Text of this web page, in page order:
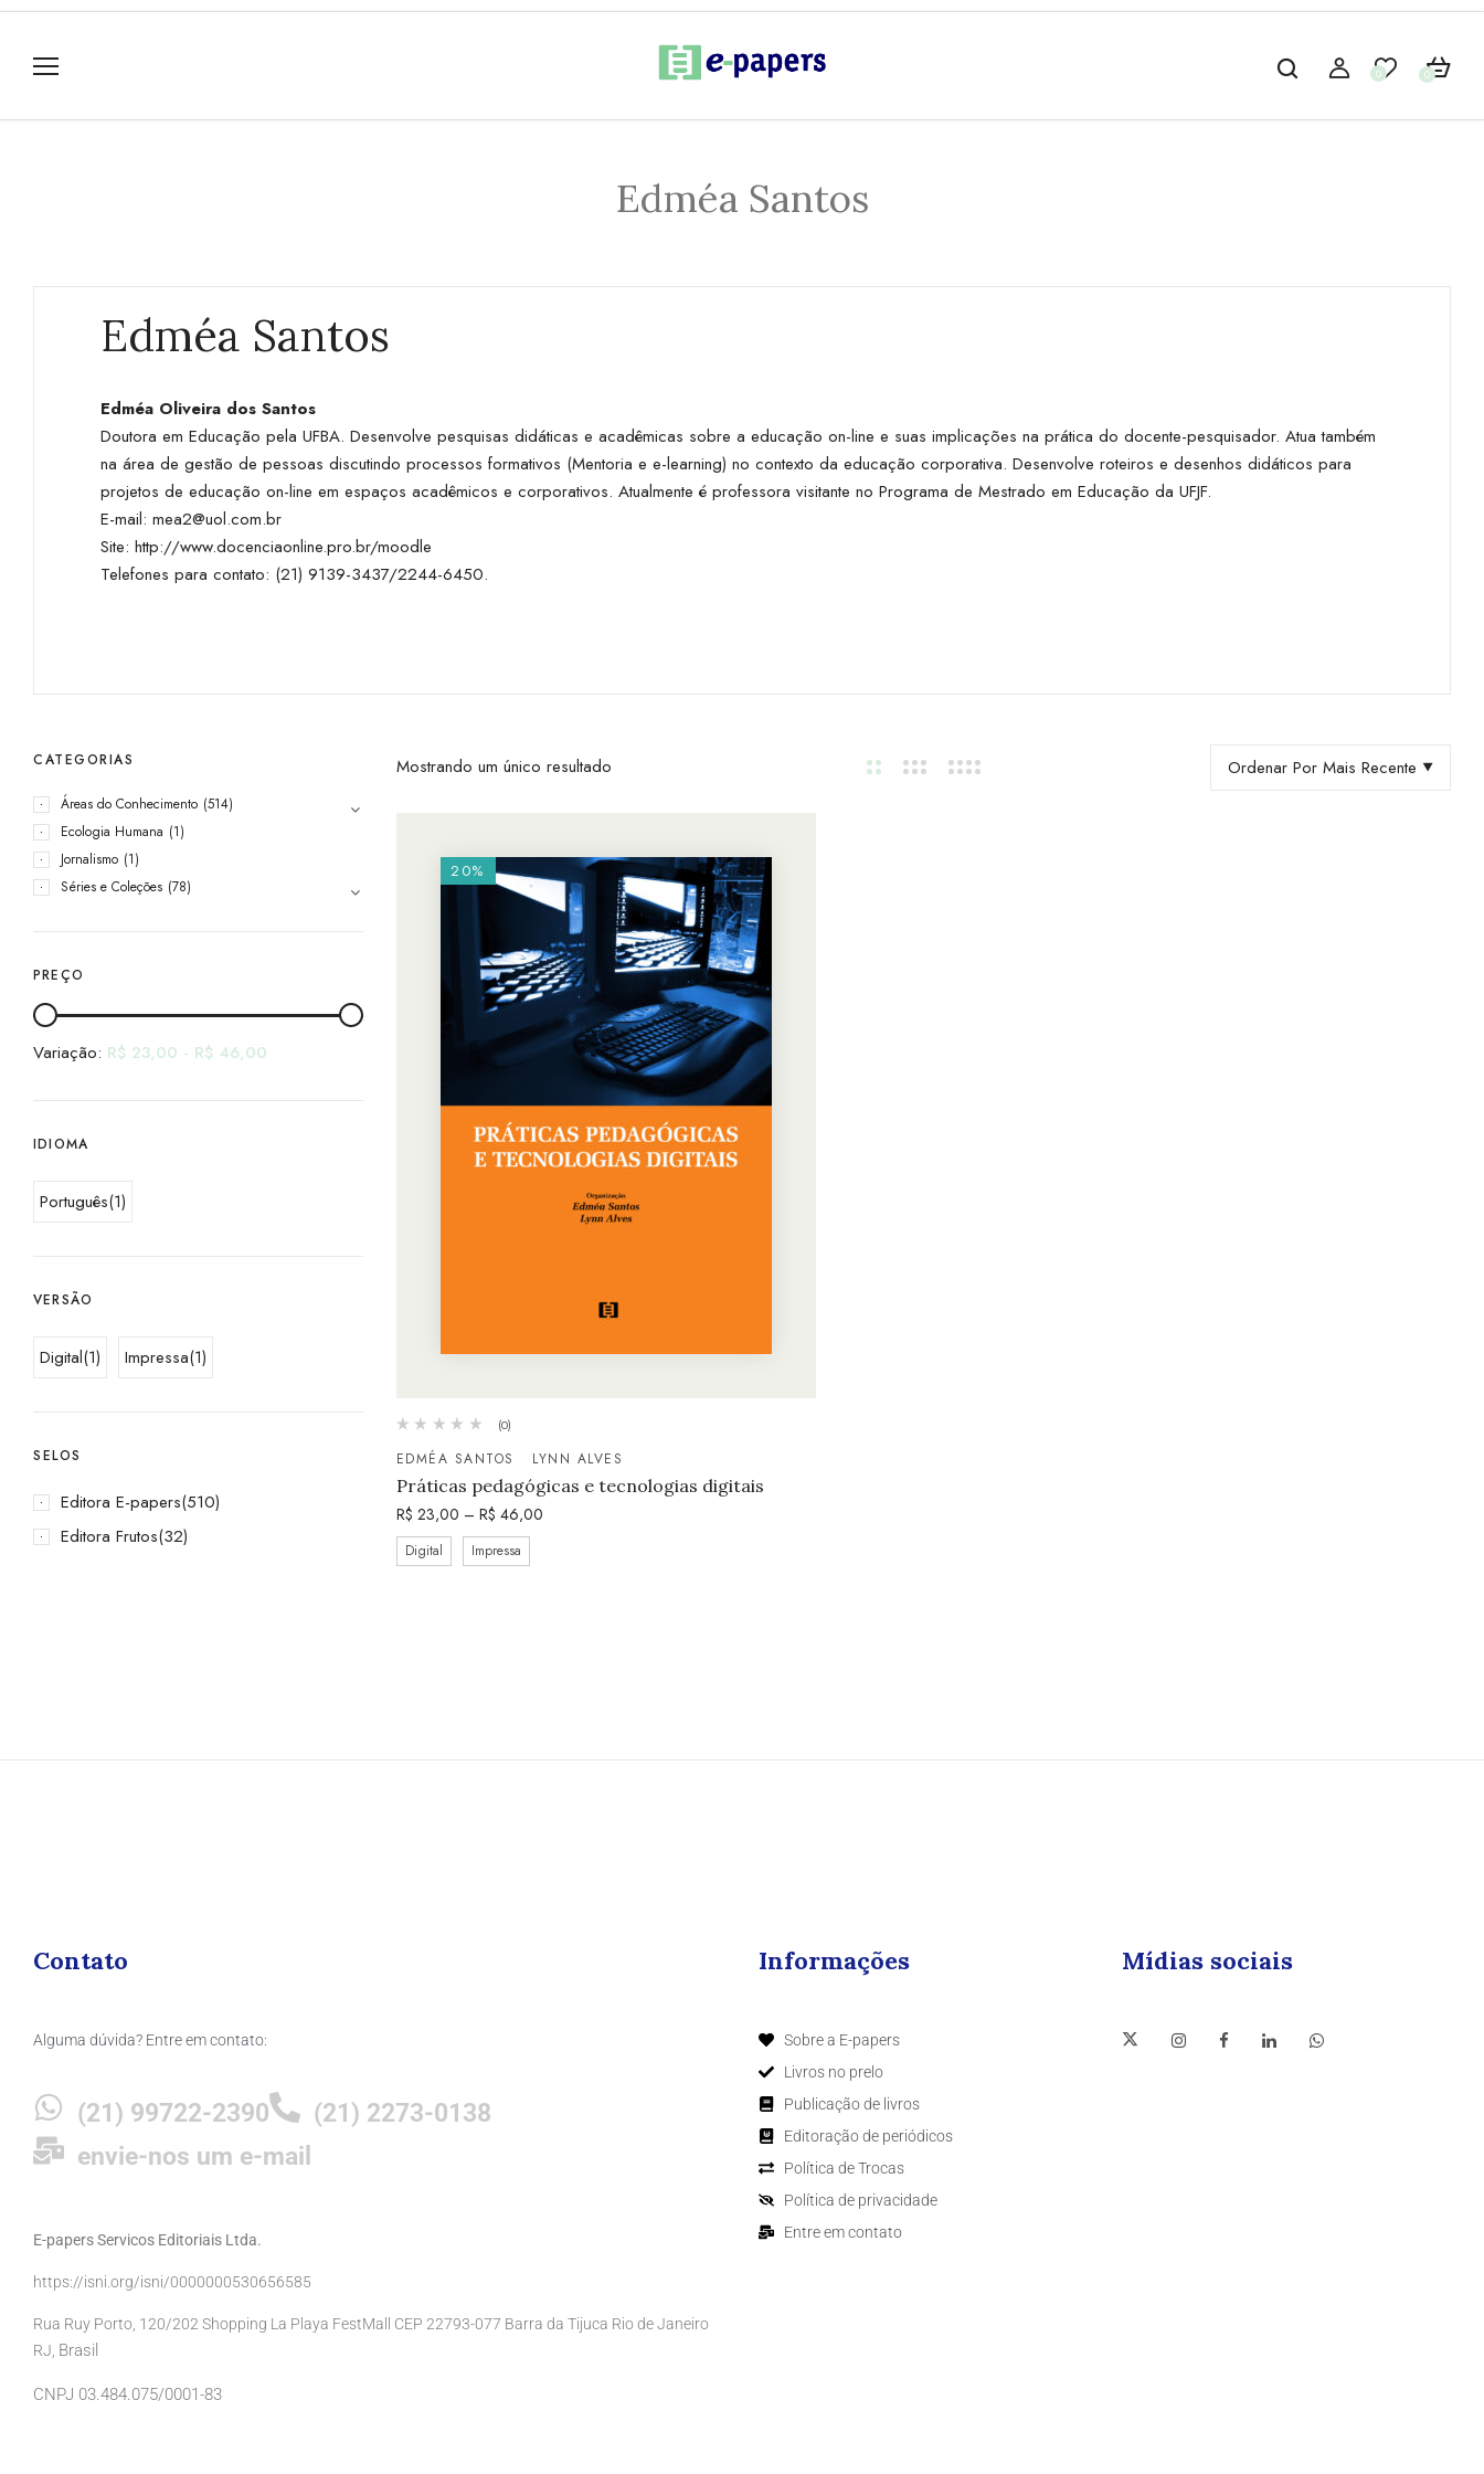
0 0
Edméa Santos
Edméa Santos
Edméa Oliveira dos Santos
Doutora em Educação pela UFBA. Desenvolve pesquisas didáticas e acadêmicas sobre a educação on-line e suas implicações na prática do docente-pesquisador. Atua também
na área de gestão de pessoas discutindo processos formativos (Mentoria e e-learning) no contexto da educação corporativa. Desenvolve roteiros e desenhos didáticos para
projetos de educação on-line em espaços acadêmicos e corporativos. Atualmente é professora visitante no Programa de Mestrado em Educação da UFJF.
E-mail: mea2@uol.com.br
Site: http://www.docenciaonline.pro.br/moodle
Telefones para contato: (21) 9139-3437/2244-6450.
CATEGORIAS
Áreas do Conhecimento (514)
Ecologia Humana (1)
Jornalismo (1)
Séries e Coleções (78)
PREÇO
Variação: R$ 23,00 - R$ 46,00
IDIOMA
Português(1)
VERSÃO
Digital(1) Impressa(1)
SELOS
Editora E-papers(510)
Editora Frutos(32)
Mostrando um único resultado Ordenar Por Mais Recente
20%
(0)
EDMÉA SANTOS LYNN ALVES
Práticas pedagógicas e tecnologias digitais
R$ 23,00 – R$ 46,00
Digital Impressa
Contato
Alguma dúvida? Entre em contato:
(21) 99722-2390
(21) 2273-0138
envie-nos um e-mail
E-papers Servicos Editoriais Ltda.
https://isni.org/isni/0000000530656585
Rua Ruy Porto, 120/202 Shopping La Playa FestMall CEP 22793-077 Barra da Tijuca Rio de Janeiro
RJ, Brasil
CNPJ 03.484.075/0001-83
Informações
Sobre a E-papers
Livros no prelo
Publicação de livros
Editoração de periódicos
Política de Trocas
Política de privacidade
Entre em contato
Mídias sociais